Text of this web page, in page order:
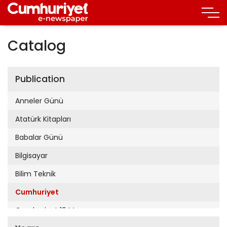
Catalog
Publication
Anneler Günü
Atatürk Kitapları
Babalar Günü
Bilgisayar
Bilim Teknik
Cumhuriyet
Cumhuriyet 19 Mayıs